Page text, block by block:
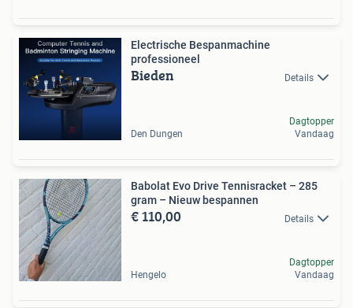
Electrische Bespanmachine
professioneel
Bieden Details
Den Dungen
Dagtopper
Vandaag
Babolat Evo Drive Tennisracket – 285
gram – Nieuw bespannen
€ 110,00 Details
Hengelo
Dagtopper
Vandaag